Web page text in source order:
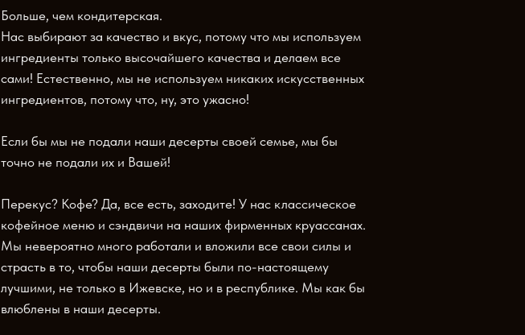
Больше, чем кондитерская.
Нас выбирают за качество и вкус, потому что мы используем
ингредиенты только высочайшего качества и делаем все
сами! Естественно, мы не используем никаких искусственных
ингредиентов, потому что, ну, это ужасно!
Если бы мы не подали наши десерты своей семье, мы бы
точно не подали их и Вашей!
Перекус? Кофе? Да, все есть, заходите! У нас классическое
кофейное меню и сэндвичи на наших фирменных круассанах.
Мы невероятно много работали и вложили все свои силы и
страсть в то, чтобы наши десерты были по-настоящему
лучшими, не только в Ижевске, но и в республике. Мы как бы
влюблены в наши десерты.